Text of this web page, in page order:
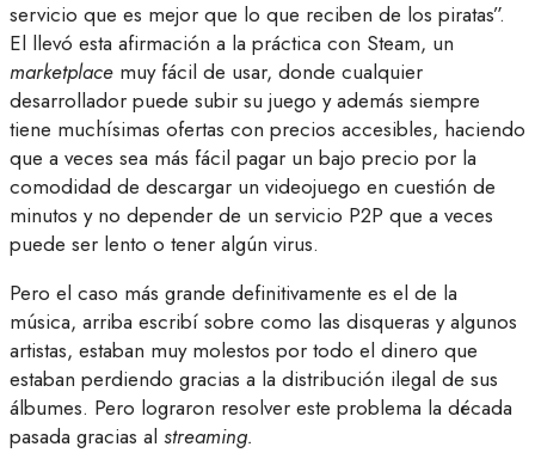
servicio que es mejor que lo que reciben de los piratas”.
El llevó esta afirmación a la práctica con Steam, un
marketplace muy fácil de usar, donde cualquier
desarrollador puede subir su juego y además siempre
tiene muchísimas ofertas con precios accesibles, haciendo
que a veces sea más fácil pagar un bajo precio por la
comodidad de descargar un videojuego en cuestión de
minutos y no depender de un servicio P2P que a veces
puede ser lento o tener algún virus.
Pero el caso más grande definitivamente es el de la
música, arriba escribí sobre como las disqueras y algunos
artistas, estaban muy molestos por todo el dinero que
estaban perdiendo gracias a la distribución ilegal de sus
álbumes. Pero lograron resolver este problema la década
pasada gracias al streaming.